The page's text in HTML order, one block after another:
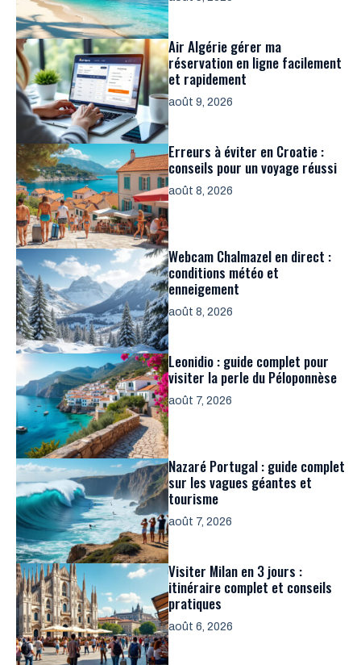
Air Algérie gérer ma
réservation en ligne facilement
et rapidement
août 9, 2026
Erreurs à éviter en Croatie :
conseils pour un voyage réussi
août 8, 2026
Webcam Chalmazel en direct :
conditions météo et
enneigement
août 8, 2026
Leonidio : guide complet pour
visiter la perle du Péloponnèse
août 7, 2026
Nazaré Portugal : guide complet
sur les vagues géantes et
tourisme
août 7, 2026
Visiter Milan en 3 jours :
itinéraire complet et conseils
pratiques
août 6, 2026